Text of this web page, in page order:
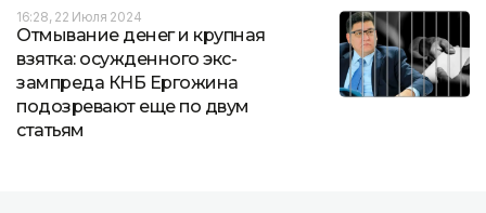
16:28, 22 Июля 2024
Отмывание денег и крупная
взятка: осужденного экс-
зампреда КНБ Ергожина
подозревают еще по двум
статьям